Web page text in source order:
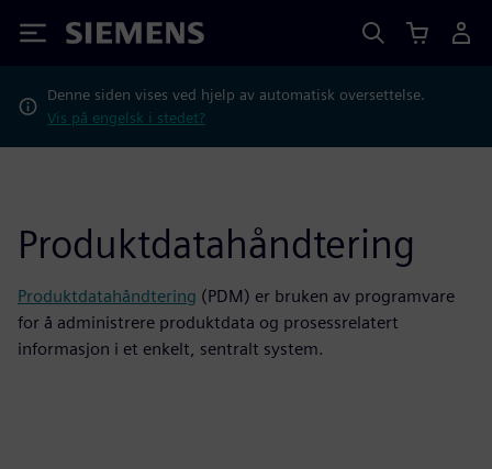
Siemens
Denne siden vises ved hjelp av automatisk oversettelse.
Vis på engelsk i stedet?
Produktdatahåndtering
Produktdatahåndtering (PDM) er bruken av programvare
for å administrere produktdata og prosessrelatert
informasjon i et enkelt, sentralt system.